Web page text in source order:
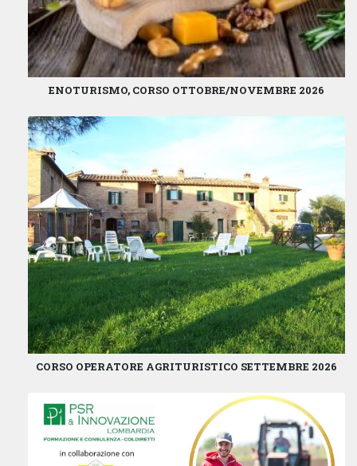
ENOTURISMO, CORSO OTTOBRE/NOVEMBRE 2026
CORSO OPERATORE AGRITURISTICO SETTEMBRE 2026